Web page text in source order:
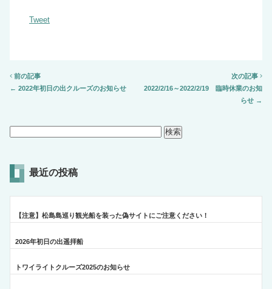
Tweet
前の記事
← 2022年初日の出クルーズのお知らせ
次の記事
2022/2/16～2022/2/19 臨時休業のお知
らせ →
最近の投稿
【注意】松島島巡り観光船を装った偽サイトにご注意ください！
2026年初日の出遥拝船
トワイライトクルーズ2025のお知らせ